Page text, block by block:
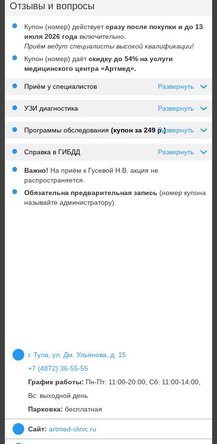
Отзывы и вопросы
Купон (номер) действуетсразу после покупки и до 13
июля 2026 года включительно.
Приём ведут специалисты высокой квалификации!
Купон (номер) даётскидку до 54% на услуги
медицинского центра «Артмед».
›
Развернуть
Приём у специалистов
›
Развернуть
УЗИ диагностика
›
Развернуть
Программы обследования (купон за 249 р.)
›
Развернуть
Справка в ГИБДД
Важно! На приём к Гусевой Н.В. акция не
распространяется.
Обязательна предварительная запись (номер купона
называйте администратору).
г. Тула, ул. Дм. Ульянова, д. 15
+7 (4872) 36-55-55
График работы: Пн-Пт: 11:00-20:00, Сб: 11:00-14:00,
Вс: выходной день
Парковка: бесплатная
Сайт: artmed-clinic.ru